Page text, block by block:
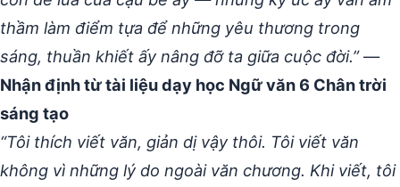
thầm làm điểm tựa để những yêu thương trong
sáng, thuần khiết ấy nâng đỡ ta giữa cuộc đời.”—
Nhận định từ tài liệu dạy học Ngữ văn 6 Chân trời
sáng tạo
“Tôi thích viết văn, giản dị vậy thôi. Tôi viết văn
không vì những lý do ngoài văn chương. Khi viết, tôi